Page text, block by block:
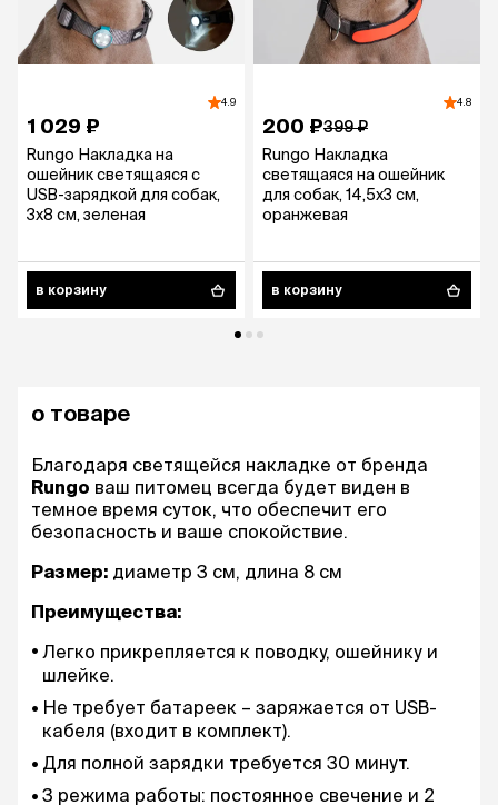
4.9
1 029 ₽
Rungo Накладка на
ошейник светящаяся c
USB-зарядкой для собак,
3х8 см, зеленая
в корзину
4.8
200 ₽399 ₽
Rungo Накладка
светящаяся на ошейник
для собак, 14,5х3 см,
оранжевая
в корзину
о товаре
Благодаря светящейся накладке от бренда
Rungo ваш питомец всегда будет виден в
темное время суток, что обеспечит его
безопасность и ваше спокойствие.
Размер: диаметр 3 см, длина 8 см
Преимущества:
Легко прикрепляется к поводку, ошейнику и
шлейке.
Не требует батареек – заряжается от USB-
кабеля (входит в комплект).
Для полной зарядки требуется 30 минут.
3 режима работы: постоянное свечение и 2